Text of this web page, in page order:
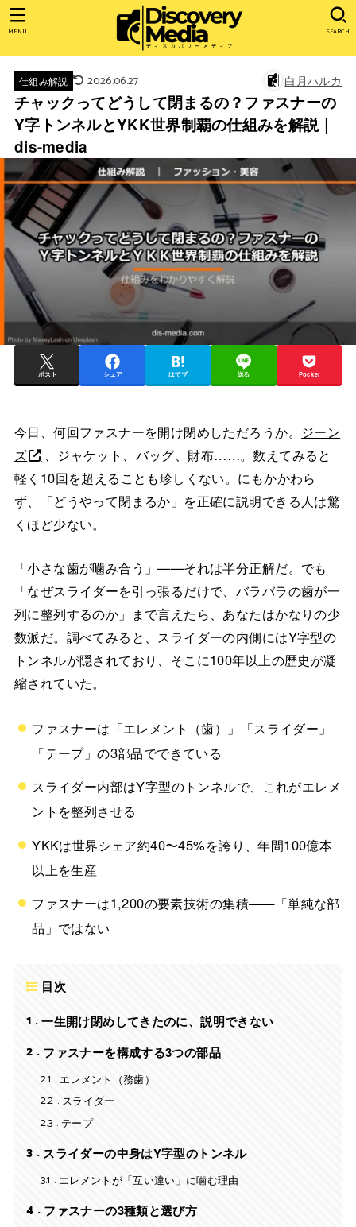
SEARCH
MENU
仕組み解説 2026.06.27 白月ハルカ
チャックってどうして閉まるの？ファスナーの
Y字トンネルとYKK世界制覇の仕組みを解説｜
dis-media
ポスト シェア はてブ 送る Pocket
今日、何回ファスナーを開け閉めしただろうか。 ジーン
ズ
、ジャケット、バッグ、財布……。数えてみると
軽く10回を超えることも珍しくない。にもかかわら
ず、「どうやって閉まるか」を正確に説明できる人は驚
くほど少ない。
「小さな歯が噛み合う」——それは半分正解だ。でも
「なぜスライダーを引っ張るだけで、バラバラの歯が一
列に整列するのか」まで言えたら、あなたはかなりの少
数派だ。調べてみると、スライダーの内側にはY字型の
トンネルが隠されており、そこに100年以上の歴史が凝
縮されていた。
ファスナーは「エレメント（歯）」「スライダー」
「テープ」の3部品でできている
スライダー内部はY字型のトンネルで、これがエレメ
ントを整列させる
YKKは世界シェア約40〜45%を誇り、年間100億本
以上を生産
ファスナーは1,200の要素技術の集積——「単純な部
品」ではない
目次
1
一生開け閉めしてきたのに、説明できない
2
ファスナーを構成する3つの部品
2.1
エレメント（務歯）
2.2 スライダー
2.3 テープ
3
スライダーの中身はY字型のトンネル
3.1
エレメントが「互い違い」に噛む理由
4
ファスナーの3種類と選び方